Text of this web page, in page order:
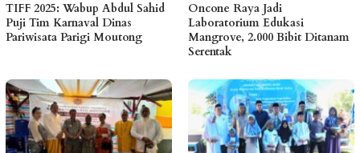
TIFF 2025: Wabup Abdul Sahid
Puji Tim Karnaval Dinas
Pariwisata Parigi Moutong
Oncone Raya Jadi
Laboratorium Edukasi
Mangrove, 2.000 Bibit Ditanam
Serentak